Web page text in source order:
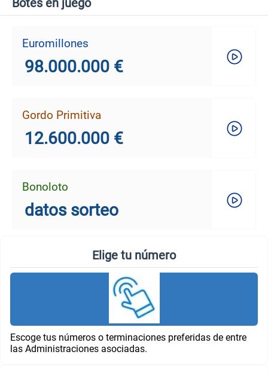
Euromillones
98.000.000 €
Gordo Primitiva
12.600.000 €
Bonoloto
datos sorteo
Elige tu número
Escoge tus números o terminaciones preferidas de entre
las Administraciones asociadas.